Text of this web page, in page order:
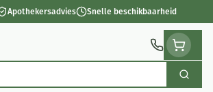
Apothekersadvies Snelle beschikbaarheid
Zoek